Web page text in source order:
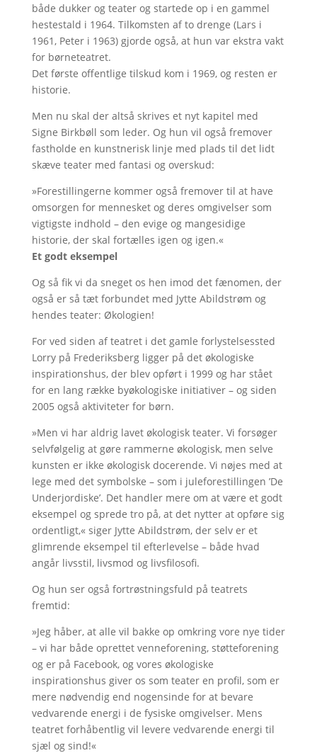
både dukker og teater og startede op i en gammel
hestestald i 1964. Tilkomsten af to drenge (Lars i
1961, Peter i 1963) gjorde også, at hun var ekstra vakt
for børneteatret.
Det første offentlige tilskud kom i 1969, og resten er
historie.
Men nu skal der altså skrives et nyt kapitel med
Signe Birkbøll som leder. Og hun vil også fremover
fastholde en kunstnerisk linje med plads til det lidt
skæve teater med fantasi og overskud:
»Forestillingerne kommer også fremover til at have
omsorgen for mennesket og deres omgivelser som
vigtigste indhold – den evige og mangesidige
historie, der skal fortælles igen og igen.«
Et godt eksempel
Og så fik vi da sneget os hen imod det fænomen, der
også er så tæt forbundet med Jytte Abildstrøm og
hendes teater: Økologien!
For ved siden af teatret i det gamle forlystelsessted
Lorry på Frederiksberg ligger på det økologiske
inspirationshus, der blev opført i 1999 og har stået
for en lang række byøkologiske initiativer – og siden
2005 også aktiviteter for børn.
»Men vi har aldrig lavet økologisk teater. Vi forsøger
selvfølgelig at gøre rammerne økologisk, men selve
kunsten er ikke økologisk docerende. Vi nøjes med at
lege med det symbolske – som i juleforestillingen ’De
Underjordiske’. Det handler mere om at være et godt
eksempel og sprede tro på, at det nytter at opføre sig
ordentligt,« siger Jytte Abildstrøm, der selv er et
glimrende eksempel til efterlevelse – både hvad
angår livsstil, livsmod og livsfilosofi.
Og hun ser også fortrøstningsfuld på teatrets
fremtid:
»Jeg håber, at alle vil bakke op omkring vore nye tider
– vi har både oprettet venneforening, støtteforening
og er på Facebook, og vores økologiske
inspirationshus giver os som teater en profil, som er
mere nødvendig end nogensinde for at bevare
vedvarende energi i de fysiske omgivelser. Mens
teatret forhåbentlig vil levere vedvarende energi til
sjæl og sind!«